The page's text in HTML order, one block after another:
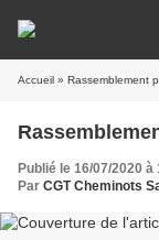
Accueil » Rassemblement
Publié le 16/07/2020 à
Par CGT Cheminots